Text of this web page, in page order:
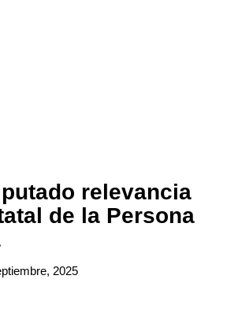
relevancia
de la Persona
2025